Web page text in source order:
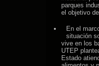
parques
el objetivo
En el
situación
vive en los
UTEP
Estado